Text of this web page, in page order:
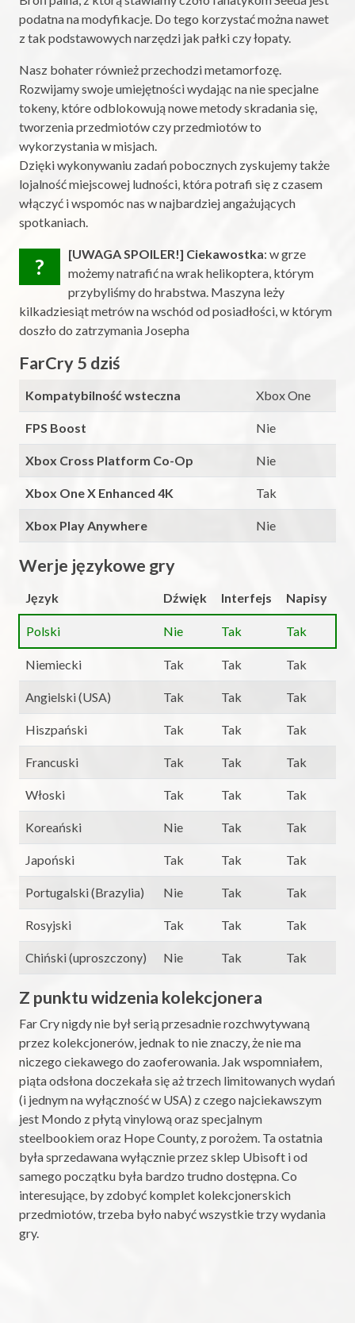
podatna na modyfikacje. Do tego korzystać można nawet
z tak podstawowych narzędzi jak pałki czy łopaty.
Nasz bohater również przechodzi metamorfozę.
Rozwijamy swoje umiejętności wydając na nie specjalne
tokeny, które odblokowują nowe metody skradania się,
tworzenia przedmiotów czy przedmiotów to
wykorzystania w misjach.
Dzięki wykonywaniu zadań pobocznych zyskujemy także
lojalność miejscowej ludności, która potrafi się z czasem
włączyć i wspomóc nas w najbardziej angażujących
spotkaniach.
?
[UWAGA SPOILER!] Ciekawostka: w grze
możemy natrafić na wrak helikoptera, którym
przybyliśmy do hrabstwa. Maszyna leży
kilkadziesiąt metrów na wschód od posiadłości, w którym
doszło do zatrzymania Josepha
FarCry 5 dziś
Kompatybilność wsteczna Xbox One
FPS Boost Nie
Xbox Cross Platform Co-Op Nie
Xbox One X Enhanced 4K Tak
Xbox Play Anywhere Nie
Werje językowe gry
Język Dźwięk Interfejs Napisy
Polski Nie Tak Tak
Niemiecki Tak Tak Tak
Angielski (USA) Tak Tak Tak
Hiszpański Tak Tak Tak
Francuski Tak Tak Tak
Włoski Tak Tak Tak
Koreański Nie Tak Tak
Japoński Tak Tak Tak
Portugalski (Brazylia) Nie Tak Tak
Rosyjski Tak Tak Tak
Chiński (uproszczony) Nie Tak Tak
Z punktu widzenia kolekcjonera
Far Cry nigdy nie był serią przesadnie rozchwytywaną
przez kolekcjonerów, jednak to nie znaczy, że nie ma
niczego ciekawego do zaoferowania. Jak wspomniałem,
piąta odsłona doczekała się aż trzech limitowanych wydań
(i jednym na wyłączność w USA) z czego najciekawszym
jest Mondo z płytą vinylową oraz specjalnym
steelbookiem oraz Hope County, z porożem. Ta ostatnia
była sprzedawana wyłącznie przez sklep Ubisoft i od
samego początku była bardzo trudno dostępna. Co
interesujące, by zdobyć komplet kolekcjonerskich
przedmiotów, trzeba było nabyć wszystkie trzy wydania
gry.